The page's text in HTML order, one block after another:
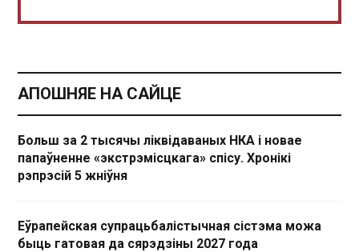
АПОШНЯЕ НА САЙЦЕ
Больш за 2 тысячы ліквідаваных НКА і новае
папаўненне «экстрэмісцкага» спісу. Хронікі
рэпрэсій 5 жніўня
Еўрапейская супрацьбалістычная сістэма можа
быць гатовая да сярэдзіны 2027 года